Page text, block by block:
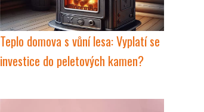
Teplo domova s vůní lesa: Vyplatí se
investice do peletových kamen?